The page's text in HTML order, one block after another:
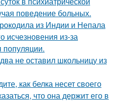
поведение больных.
из Индии и Непала
исчезновения из-за
популяции.
не оставил школьницу из
как белка несет своего
что она держит его в